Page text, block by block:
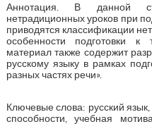
Аннотация. В данной
нетрадиционных уроков при
приводятся классификации
особенности подготовки к
материал также содержит
русскому языку в рамках
разных частях речи».
Ключевые слова: русский
способности, учебная